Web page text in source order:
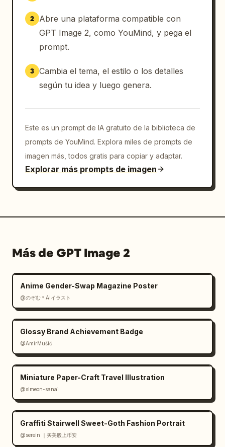
2
Abre una plataforma compatible con
GPT Image 2, como YouMind, y pega el
prompt.
3 Cambia el tema, el estilo o los detalles
según tu idea y luego genera.
Este es un prompt de IA gratuito de la biblioteca de
prompts de YouMind. Explora miles de prompts de
imagen más, todos gratis para copiar y adaptar.
Explorar más prompts de imagen
Más de GPT Image 2
Anime Gender-Swap Magazine Poster
@のぞむ＊AIイラスト
Glossy Brand Achievement Badge
@AmirMušić
Miniature Paper-Craft Travel Illustration
@simeon-sanai
Graffiti Stairwell Sweet-Goth Fashion Portrait
@serein ｜买美股上币安